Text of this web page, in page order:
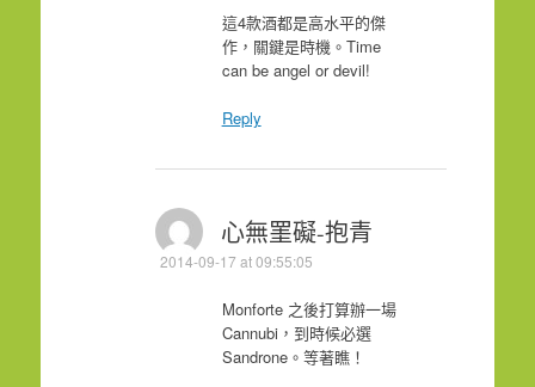
這4款酒都是高水平的傑
作，關鍵是時機。Time
can be angel or devil!
Reply
心無罣礙-抱青
2014-09-17 at 09:55:05
Monforte 之後打算辦一場
Cannubi，到時候必選
Sandrone。等著瞧！